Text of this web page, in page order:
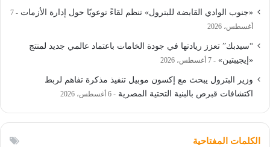
«جنوب الوادي القابضة للبترول» تنظم لقاءً توعويًا حول إدارة الأزمات
7
أغسطس، 2026
“سيدبك” تعزز ريادتها في جودة الخامات باعتماد عالمي جديد لمنتج
«إيجيبتين»
7 أغسطس، 2026
وزير البترول يبحث مع إكسون موبيل تنفيذ مذكرة تفاهم لربط
اكتشافات قبرص بالبنية التحتية المصرية
6 أغسطس، 2026
الكلمات المفتاحية